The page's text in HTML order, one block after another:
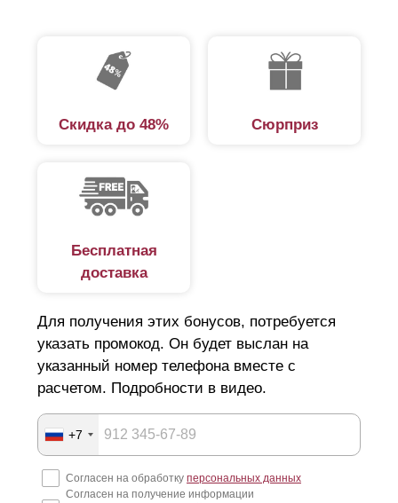
чертеж, рисунки, чтобы вы могли сравнить варианты
исполнения и выбрать наилучший забор, который
подойдет именно вам.
Скидка до 48% Сюрприз
Бесплатная
доставка
Для получения этих бонусов, потребуется
указать промокод. Он будет выслан на
указанный номер телефона вместе с
расчетом. Подробности в видео.
+7
Согласен на обработку персональных данных
Согласен на получение информации